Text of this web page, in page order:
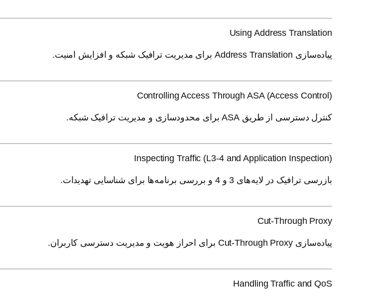
Using Address Translation
پیاده‌سازی Address Translation برای مدیریت ترافیک شبکه و افزایش امنیت.
Controlling Access Through ASA (Access Control)
کنترل دسترسی از طریق ASA برای محدودسازی و مدیریت ترافیک شبکه.
Inspecting Traffic (L3-4 and Application Inspection)
بازرسی ترافیک در لایه‌های 3 و 4 و بررسی برنامه‌ها برای شناسایی تهدیدات.
Cut-Through Proxy
پیاده‌سازی Cut-Through Proxy برای احراز هویت و مدیریت دسترسی کاربران.
Handling Traffic and QoS